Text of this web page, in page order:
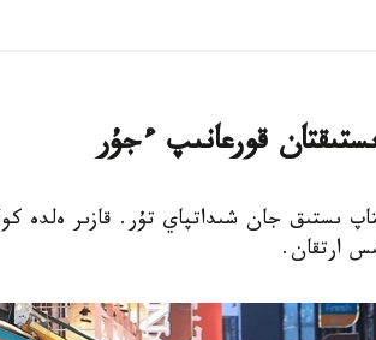
قورعانىپ ءجۇر
ىستىق جان شىداتپاي تۇر. قازىر ەلدە
ارتقان.